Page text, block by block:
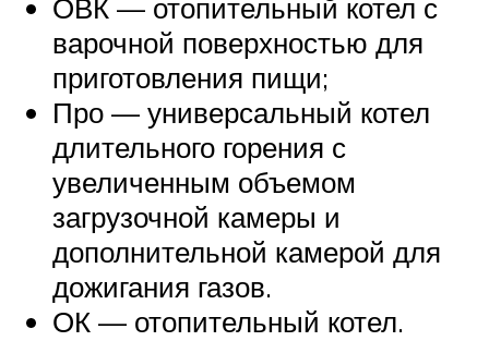
ОВК — отопительный котел с
варочной поверхностью для
приготовления пищи;
Про — универсальный котел
длительного горения с
увеличенным объемом
загрузочной камеры и
дополнительной камерой для
дожигания газов.
ОК — отопительный котел.